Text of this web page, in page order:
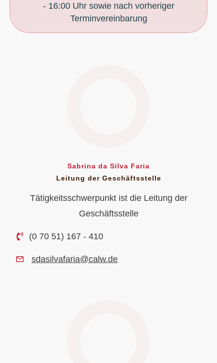
- 16:00 Uhr sowie nach vorheriger
Terminvereinbarung
Sabrina da Silva Faria
Leitung der Geschäftsstelle
Tätigkeitsschwerpunkt ist die Leitung der
Geschäftsstelle
(0 70 51) 167 - 410
sdasilvafaria@calw.de